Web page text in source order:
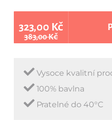
323,00 Kč
383,00 Kč
Vysoce kvalitní
100% bavlna
Pratelné do 40°C